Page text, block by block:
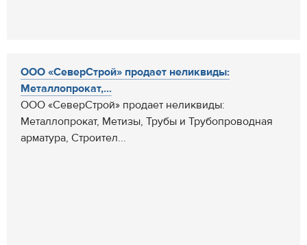
ООО «СеверСтрой» продает неликвиды:
Металлопрокат,...
ООО «СеверСтрой» продает неликвиды:
Металлопрокат, Метизы, Трубы и Трубопроводная
арматура, Строител...